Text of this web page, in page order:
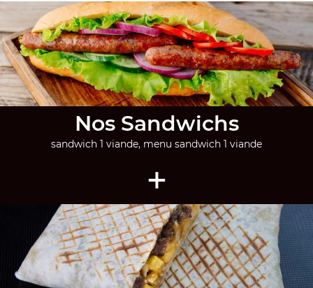
Nos Sandwichs
sandwich 1 viande, menu sandwich 1 viande
+